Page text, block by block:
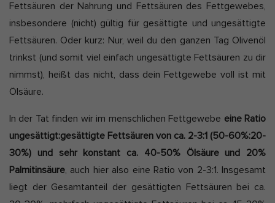
Fettsäuren der Nahrung und Fettsäuren des Fettgewebes,
insbesondere (nicht) gültig für gesättigte und ungesättigte
Fettsäuren. Oder kurz: Nur, weil du den ganzen Tag Olivenöl
trinkst (und somit viel einfach ungesättigte Fettsäuren zu dir
nimmst), heißt das nicht, dass dein Fettgewebe voll ist mit
Ölsäure.
In der Tat finden wir im menschlichen Fettgewebe eine Ratio
ungesättigt:gesättigte Fettsäuren von ca. 2-3:1 (50-60%:20-
30%) und sehr konstant ca. 40-50% Ölsäure und 20%
Palmitinsäure , auch hier also eine Ratio von 2-3:1. Insgesamt
liegt der Gesamtanteil der gesättigten Fettsäuren bei ca.